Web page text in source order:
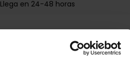
Llega en 24-48 horas